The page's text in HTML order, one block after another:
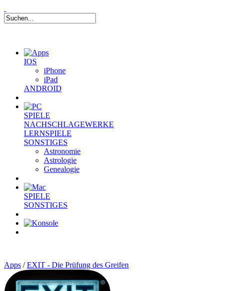
IOS
iPhone
iPad
ANDROID
SPIELE
NACHSCHLAGEWERKE
LERNSPIELE
SONSTIGES
Astronomie
Astrologie
Genealogie
SPIELE
SONSTIGES
Apps /EXIT - Die Prüfung des Greifen